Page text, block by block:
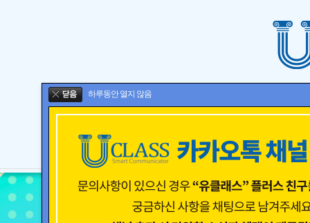
TEACHER STUDENT
하루동안 열지 않음